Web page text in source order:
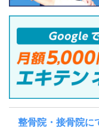
整骨院・接骨院に